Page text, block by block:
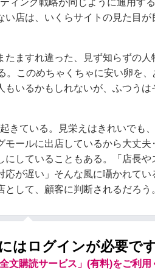
ィング戦略が同じように通用す
店は、いくらサイトの見た目が
ますれ違った、見ず知らずの人
このめちゃくちゃに安い卵を
いるかもしれないが、ふつうは
きている。見栄えはきれいでも
モールに出店しているから大丈
していることもある。「店長や
応が遅い」そんな風に囁かれて
して、顧客に判断されるだろう
はログインが必要です
文購読サービス」(有料)をご利用